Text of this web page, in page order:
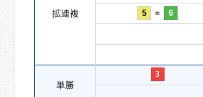
拡連複 5 = 6
単勝
3